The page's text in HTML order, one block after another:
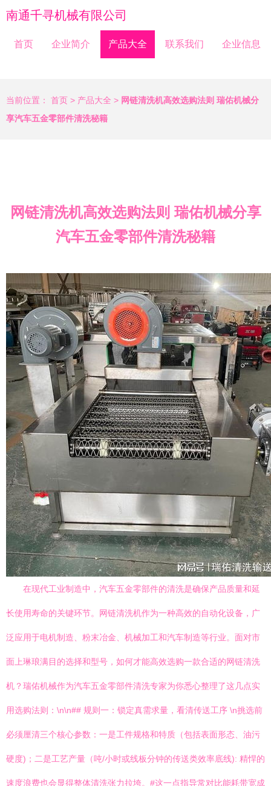
南通千寻机械有限公司
首页 企业简介 产品大全 联系我们 企业信息
当前位置： 首页 > 产品大全 > 网链清洗机高效选购法则 瑞佑机械分
享汽车五金零部件清洗秘籍
网链清洗机高效选购法则 瑞佑机械分享
汽车五金零部件清洗秘籍
在现代工业制造中，汽车五金零部件的清洗是确保产品质量和延
长使用寿命的关键环节。网链清洗机作为一种高效的自动化设备，广
泛应用于电机制造、粉末冶金、机械加工和汽车制造等行业。面对市
面上琳琅满目的选择和型号，如何才能高效选购一款合适的网链清洗
机？瑞佑机械作为汽车五金零部件清洗专家为你悉心整理了这几点实
用选购法则：\n\n## 规则一：锁定真需求量，看清传送工序 \n挑选前
必须厘清三个核心参数：一是工件规格和特质（包括表面形态、油污
硬度)；二是工艺产量（吨/小时或线板分钟的传送类效率底线): 精悍的
速度浪费也会显得整体清洗张力拉垮。#这一点指导常对比能耗带宽成